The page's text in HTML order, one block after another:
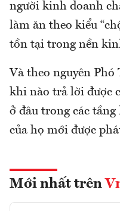
người kinh doanh
làm ăn theo kiểu
tồn tại trong nền
Và theo nguyên
khi nào trả lời được
ở đâu trong các
của họ mới được
Mới nhất trên